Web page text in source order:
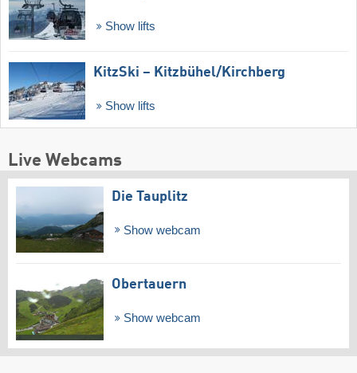
Show lifts
KitzSki – Kitzbühel/​Kirchberg
Show lifts
Live Webcams
Die Tauplitz
Show webcam
Obertauern
Show webcam